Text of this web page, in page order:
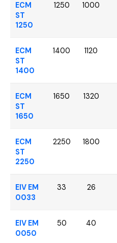
ECM
ST
1250
1250 1000
ECM
ST
1400
1400 1120
ECM
ST
1650
1650 1320
ECM
ST
2250
2250 1800
EIV EM
0033
33 26
EIV EM
0050
50 40